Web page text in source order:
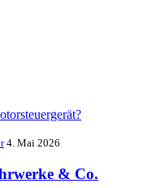
4. Mai 2026
& Co.